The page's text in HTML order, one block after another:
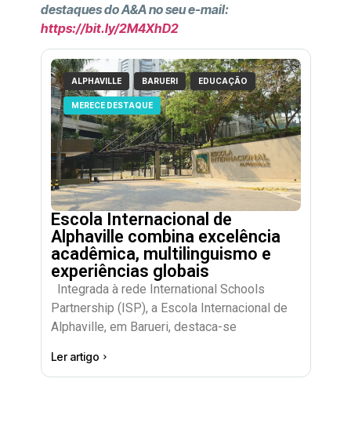
destaques do A&A no seu e-mail:
https://bit.ly/2M4XhD2
ALPHAVILLE BARUERI EDUCAÇÃO
MERECE DESTAQUE
Escola Internacional de
Alphaville combina excelência
acadêmica, multilinguismo e
experiências globais
Integrada à rede International Schools
Partnership (ISP), a Escola Internacional de
Alphaville, em Barueri, destaca-se
Ler artigo